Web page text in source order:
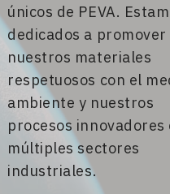
únicos de PEVA.
dedicados a promover
nuestros materiales
respetuosos con el
ambiente y nuestros
procesos innovadores
múltiples sectores
industriales.